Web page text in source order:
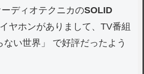
ディオテクニカのSOLID
ヤホンがありまして、TV番組
ない世界」 で好評だったよう